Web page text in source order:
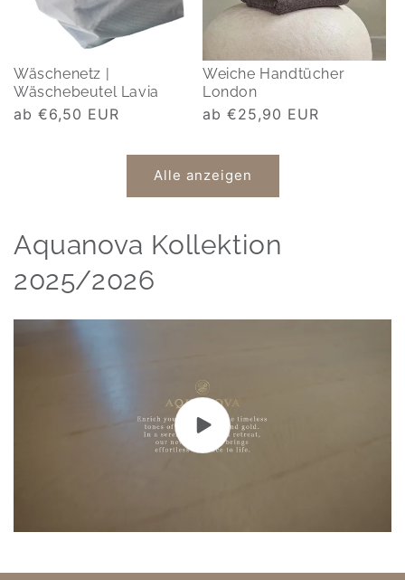
Wäschenetz |
Wäschebeutel Lavia
Normaler
ab €6,50 EUR
Weiche Handtücher
London
Normaler
ab €25,90 EUR
Alle anzeigen
Aquanova Kollektion
2025/2026